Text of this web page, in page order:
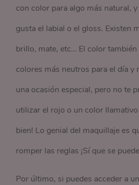
con color para algo más natural,
gusta el labial o el gloss. Existen
brillo, mate, etc… El color
colores más neutros para el día y
una ocasión especial, pero no te
utilizar el rojo o un color llamativo
bien! Lo genial del maquillaje es
romper las reglas ¡Sí que se
Por último, si puedes acceder a